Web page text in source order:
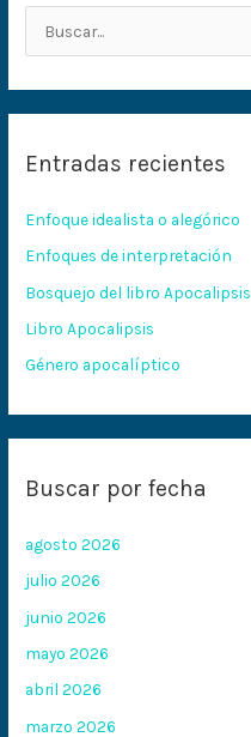
a
p
o
r
:
Entradas recientes
Enfoque idealista o alegórico
Enfoques de interpretación
Bosquejo del libro Apocalipsis
Libro Apocalipsis
Género apocalíptico
Buscar por fecha
agosto 2026
julio 2026
junio 2026
mayo 2026
abril 2026
marzo 2026